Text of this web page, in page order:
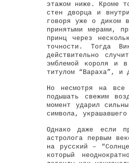
этажом ниже. Кроме
стен дворца и
говоря уже о диком
принятыми мерами,
принц через
точности. Тогда
действительно
эмблемой короля и
титулом “Вараха”, и
Но несмотря на все
подышать свежим
момент ударил
символа,
Однако даже если
астролога первым
на русский –
который